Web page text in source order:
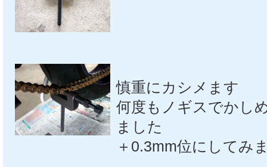
慎重にカシメます
何度もノギスでかし
ました
＋0.3mm位にしてみ